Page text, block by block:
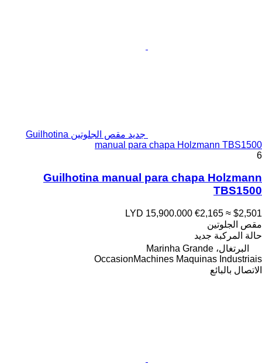
جديد مقص الجلوتين Guilhotina
manual para chapa Holzmann TBS1500
6
Guilhotina manual para chapa Holzmann
TBS1500
LYD 15,900.000 €2,165 ≈ $2,501
مقص الجلوتين
حالة المركبة جديد
البرتغال، Marinha Grande
OccasionMachines Maquinas Industriais
الاتصال بالبائع